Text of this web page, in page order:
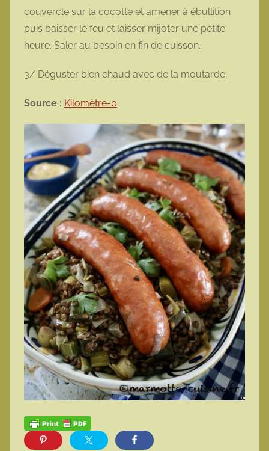
couvercle sur la cocotte et amener à ébullition
puis baisser le feu et laisser mijoter une petite
heure. Saler au besoin en fin de cuisson.
3/ Déguster bien chaud avec de la moutarde.
Source : Kilomètre-0